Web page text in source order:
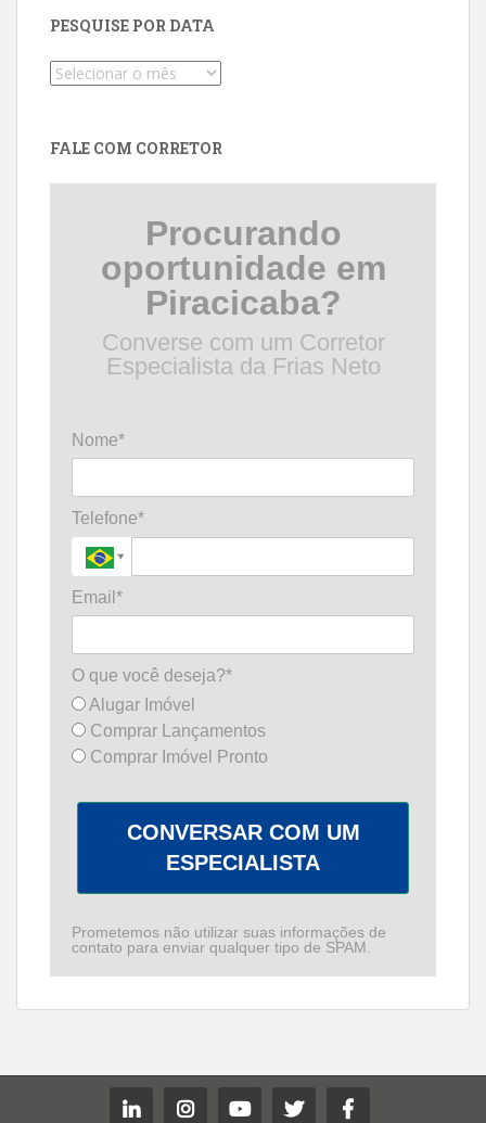
PESQUISE POR DATA
Pesquise
FALE COM CORRETOR
Procurando
oportunidade em
Piracicaba?
Converse com um Corretor
Especialista da Frias Neto
Nome*
Telefone*
Email*
O que você deseja?*
Alugar Imóvel
Comprar Lançamentos
Comprar Imóvel Pronto
CONVERSAR COM UM
ESPECIALISTA
Prometemos não utilizar suas informações de
contato para enviar qualquer tipo de SPAM.